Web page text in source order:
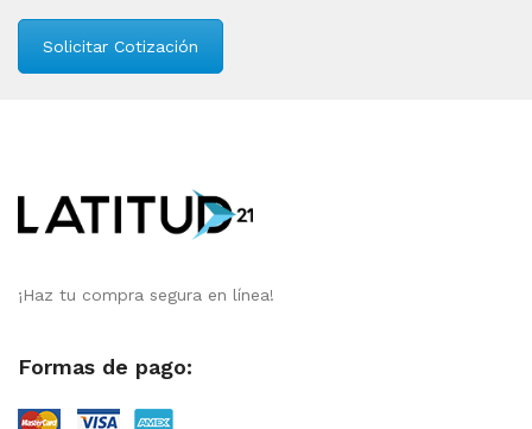
Solicitar Cotización
¡Haz tu compra segura en línea!
Formas de pago: